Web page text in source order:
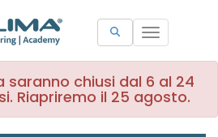
Toggle
navigation
saranno chiusi dal 6 al 24
Riapriremo il 25 agosto.